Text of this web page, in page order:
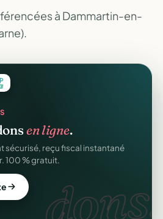
à Dammartin-en-
dons.
en ligne.
sécurisé, reçu fiscal instantané
100 % gratuit.